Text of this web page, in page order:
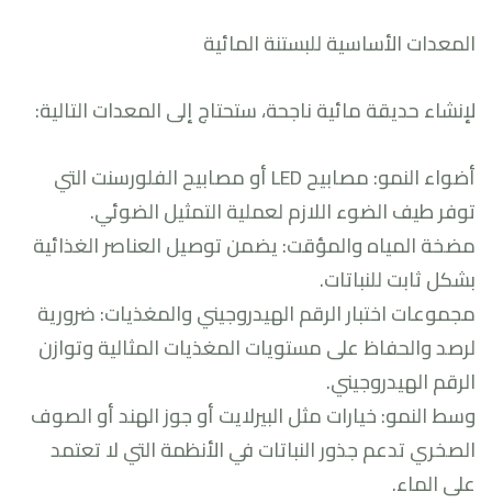
المعدات الأساسية للبستنة المائية
لإنشاء حديقة مائية ناجحة، ستحتاج إلى المعدات التالية:
أضواء النمو: مصابيح LED أو مصابيح الفلورسنت التي
توفر طيف الضوء اللازم لعملية التمثيل الضوئي.
مضخة المياه والمؤقت: يضمن توصيل العناصر الغذائية
بشكل ثابت للنباتات.
مجموعات اختبار الرقم الهيدروجيني والمغذيات: ضرورية
لرصد والحفاظ على مستويات المغذيات المثالية وتوازن
الرقم الهيدروجيني.
وسط النمو: خيارات مثل البيرلايت أو جوز الهند أو الصوف
الصخري تدعم جذور النباتات في الأنظمة التي لا تعتمد
على الماء.